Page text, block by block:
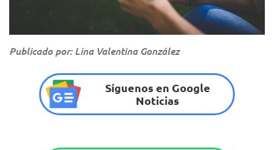
Publicado por: Lina Valentina González
Síguenos en Google
Noticias